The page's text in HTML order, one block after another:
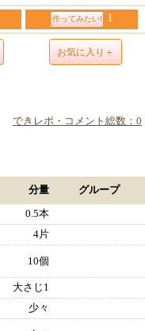
作ってみたい! 1
お気に入り＋
できレポ・コメント総数：0
分量 グループ
0.5本
4片
10個
大さじ1
少々